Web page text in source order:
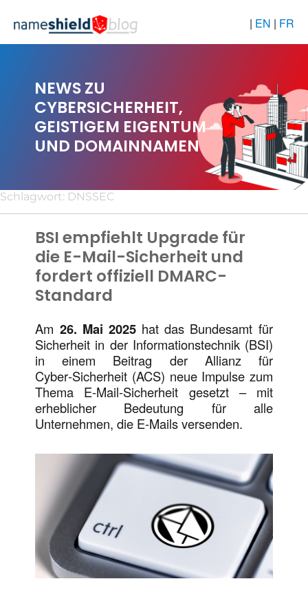
| EN | FR
NEWS ZU
CYBERSICHERHEIT,
GEISTIGEM EIGENTUM
UND DOMAINNAMEN
Schlagwort: DNSSEC
BSI empfiehlt Upgrade für
die E-Mail-Sicherheit und
fordert offiziell DMARC-
Standard
Am 26. Mai 2025hat das Bundesamt für
Sicherheit in der Informationstechnik (BSI)
in einem Beitrag der Allianz für
Cyber‑Sicherheit (ACS) neue Impulse zum
Thema E‑Mail-Sicherheit gesetzt – mit
erheblicher Bedeutung für alle
Unternehmen, die E-Mails versenden.